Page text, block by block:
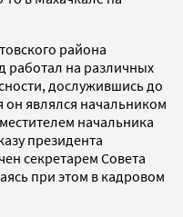
района
работал на различных
дослужившись до
он являлся начальником
начальника
президента
секретарем Совета
при этом в кадровом